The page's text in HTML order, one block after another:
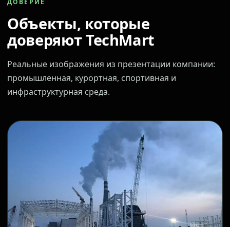
ДОВЕРИЕ
Объекты, которые
доверяют TechMart
Реальные изображения из презентации компании:
промышленная, курортная, спортивная и
инфраструктурная среда.